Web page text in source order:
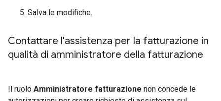
Salva le modifiche.
Contattare l'assistenza per la fatturazione in
qualità di amministratore della fatturazione
Il ruolo Amministratore fatturazione non concede le